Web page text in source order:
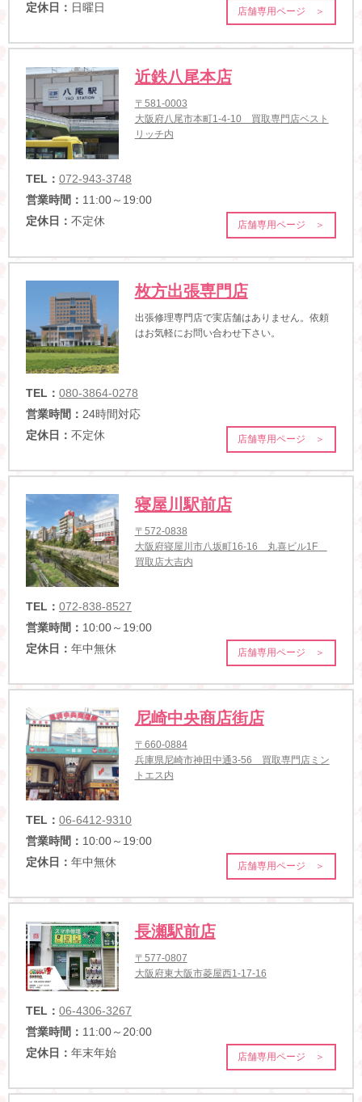
定休日： 日曜日 店舗専用ページ ＞
近鉄八尾本店
〒581-0003
大阪府八尾市本町1-4-10 買取専門店ベスト
リッチ内
TEL： 072-943-3748
営業時間： 11:00～19:00
定休日： 不定休 店舗専用ページ ＞
枚方出張専門店
出張修理専門店で実店舗はありません。依頼
はお気軽にお問い合わせ下さい。
TEL： 080-3864-0278
営業時間： 24時間対応
定休日： 不定休 店舗専用ページ ＞
寝屋川駅前店
〒572-0838
大阪府寝屋川市八坂町16-16 丸喜ビル1F
買取店大吉内
TEL： 072-838-8527
営業時間： 10:00～19:00
定休日： 年中無休 店舗専用ページ ＞
尼崎中央商店街店
〒660-0884
兵庫県尼崎市神田中通3-56 買取専門店ミン
トエス内
TEL： 06-6412-9310
営業時間： 10:00～19:00
定休日： 年中無休 店舗専用ページ ＞
長瀬駅前店
〒577-0807
大阪府東大阪市菱屋西1-17-16
TEL： 06-4306-3267
営業時間： 11:00～20:00
定休日： 年末年始 店舗専用ページ ＞